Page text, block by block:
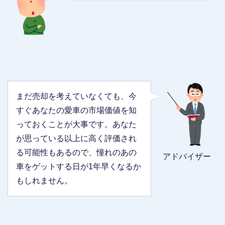
アドバイザー
まだ売却を考えていなくても、今
すぐあなたの愛車の市場価値を知
っておくことが大事です。あなた
が思っている以上に高く評価され
る可能性もあるので、憧れのあの
車をゲットする日が1年早くなるか
もしれません。